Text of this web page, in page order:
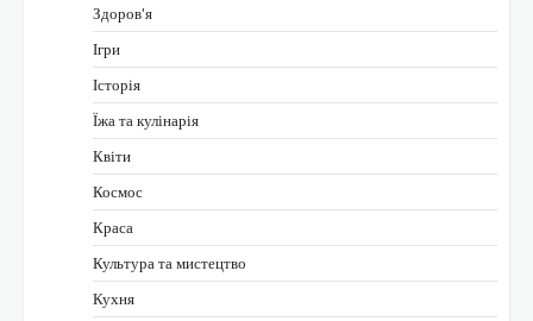
Здоров'я
Ігри
Історія
Їжа та кулінарія
Квіти
Космос
Краса
Культура та мистецтво
Кухня